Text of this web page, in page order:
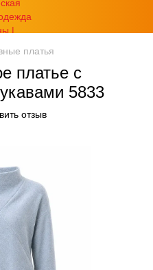
платья
платье с
5833
отзыв